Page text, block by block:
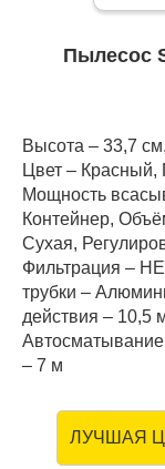
Пылесос
Высота – 33,7
Цвет – Красный,
Мощность
Контейнер,
Сухая,
Фильтрация –
трубки –
действия – 10,5
– 7 м
ЛУЧШАЯ